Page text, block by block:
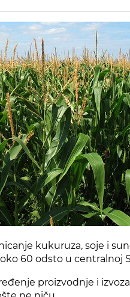
kukuruza, soje i
60 odsto u centralnoj
proizvodnje i